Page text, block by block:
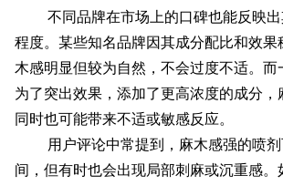
不同品牌在市场上的口碑也能反映
程度。某些知名品牌因其成分配比和效果
木感明显但较为自然，不会过度不适。而
为了突出效果，添加了更高浓度的成分，
同时也可能带来不适或敏感反应。
用户评论中常提到，麻木感强的喷
间，但有时也会出现局部刺麻或沉重感。